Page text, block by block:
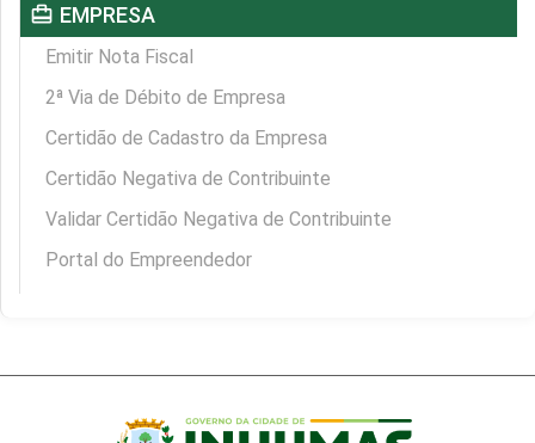
card_travel EMPRESA
Emitir Nota Fiscal
2ª Via de Débito de Empresa
Certidão de Cadastro da Empresa
Certidão Negativa de Contribuinte
Validar Certidão Negativa de Contribuinte
Portal do Empreendedor